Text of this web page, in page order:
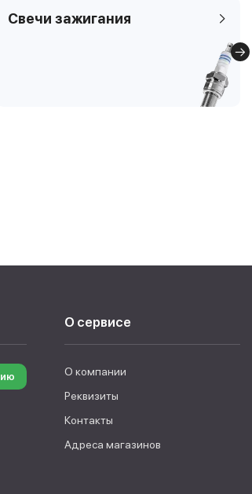
Свечи зажигания
О сервисе
О компании
Реквизиты
Контакты
Адреса магазинов